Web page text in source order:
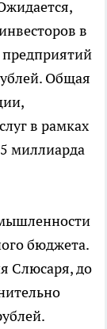
в
Общая
в рамках
миллиарда
бюджета.
Слюсаря, до